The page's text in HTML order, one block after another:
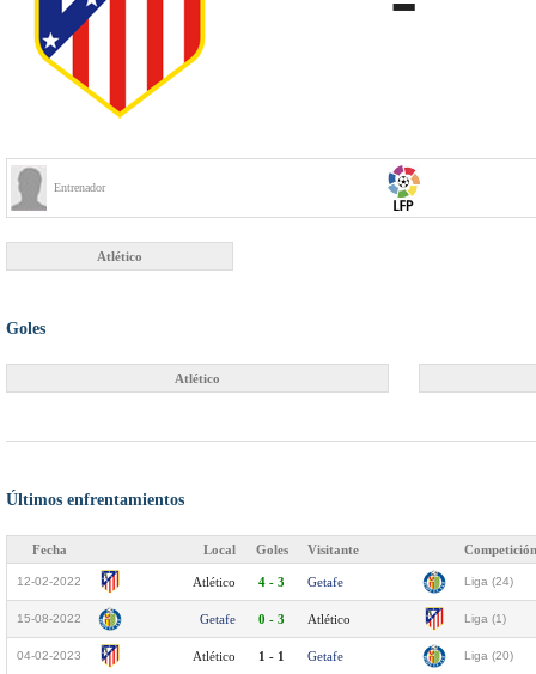
Entrenador
Atlético
Goles
Atlético
Últimos enfrentamientos
Fecha Local Goles Visitante Competición
12-02-2022 Atlético 4 - 3 Getafe Liga (24)
15-08-2022 Getafe 0 - 3 Atlético Liga (1)
04-02-2023 Atlético 1 - 1 Getafe Liga (20)